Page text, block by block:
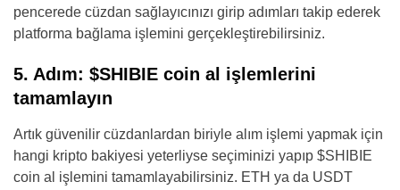
pencerede cüzdan sağlayıcınızı girip adımları takip ederek
platforma bağlama işlemini gerçekleştirebilirsiniz.
5. Adım: $SHIBIE coin al işlemlerini
tamamlayın
Artık güvenilir cüzdanlardan biriyle alım işlemi yapmak için
hangi kripto bakiyesi yeterliyse seçiminizi yapıp $SHIBIE
coin al işlemini tamamlayabilirsiniz. ETH ya da USDT